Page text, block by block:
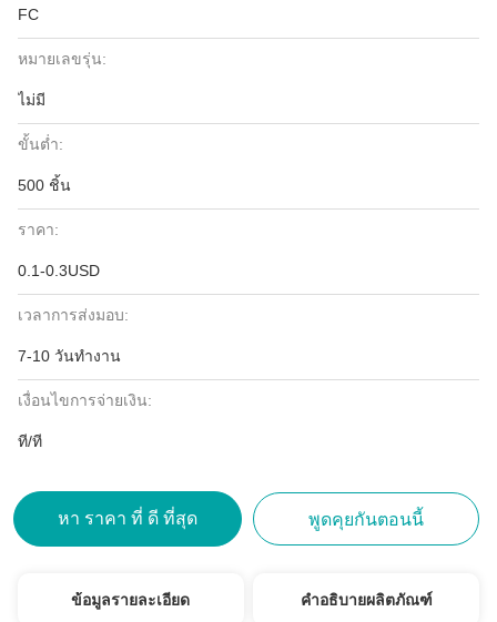
FC
หมายเลขรุ่น:
ไม่มี
ขั้นต่ำ:
500 ชิ้น
ราคา:
0.1-0.3USD
เวลาการส่งมอบ:
7-10 วันทำงาน
เงื่อนไขการจ่ายเงิน:
ที/ที
หา ราคา ที่ ดี ที่สุด พูดคุยกันตอนนี้
ข้อมูลรายละเอียด คำอธิบายผลิตภัณฑ์